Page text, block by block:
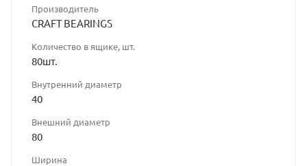
Производитель
CRAFT BEARINGS
Количество в ящике, шт.
80шт.
Внутренний диаметр
40
Внешний диаметр
80
Ширина